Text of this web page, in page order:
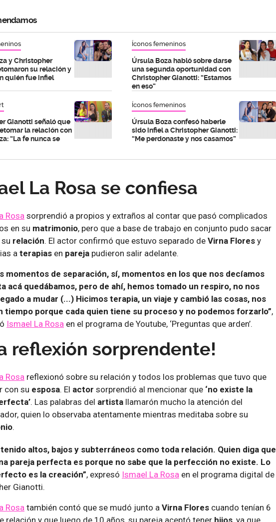
y Christopher
su relación y
quién fue infiel
Íconos femeninos
Úrsula Boza habló sobre darse
una segunda oportunidad con
Christopher Gianotti: “Estamos
en eso”
Gianotti señaló que
la relación con
“La fe nunca se
Íconos femeninos
Úrsula Boza confesó haberle
sido infiel a Christopher Gianotti:
“Me perdonaste y nos casamos”
La Rosa se confiesa
Rosa sorprendió a propios y extraños al contar que pasó complicados
en su matrimonio, pero que a base de trabajo en conjunto pudo sacar
relación. El actor confirmó que estuvo separado de Virna Flores y
a terapias en pareja pudieron salir adelante.
momentos de separación, sí, momentos en los que nos decíamos
acá quedábamos, pero de ahí, hemos tomado un respiro, no nos
a mudar (...) Hicimos terapia, un viaje y cambió las cosas, nos
tiempo porque cada quien tiene su proceso y no podemos forzarlo”,
Ismael La Rosa en el programa de Youtube, ‘Preguntas que arden’.
reflexión sorprendente!
Rosa reflexionó sobre su relación y todos los problemas que tuvo que
con su esposa. El actor sorprendió al mencionar que ‘no existe la
. Las palabras del artista llamarón mucho la atención del
quien lo observaba atentamente mientras meditaba sobre su
.
tenido altos, bajos y subterráneos como toda relación. Quien diga que
pareja perfecta es porque no sabe que la perfección no existe. Lo
es la creación”, expresó Ismael La Rosa en el programa digital de
Gianotti.
Rosa también contó que se mudó junto a Virna Flores cuando tenían 6
relación y que luego de 10 años, su pareja aceptó tener hijos , ya que